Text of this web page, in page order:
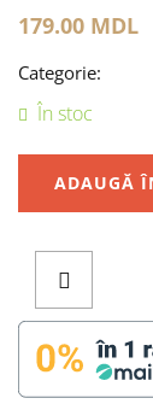
179.00 MDL
Categorie:
În stoc
ADAUGĂ